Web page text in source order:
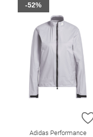
Adidas Performance
-52%